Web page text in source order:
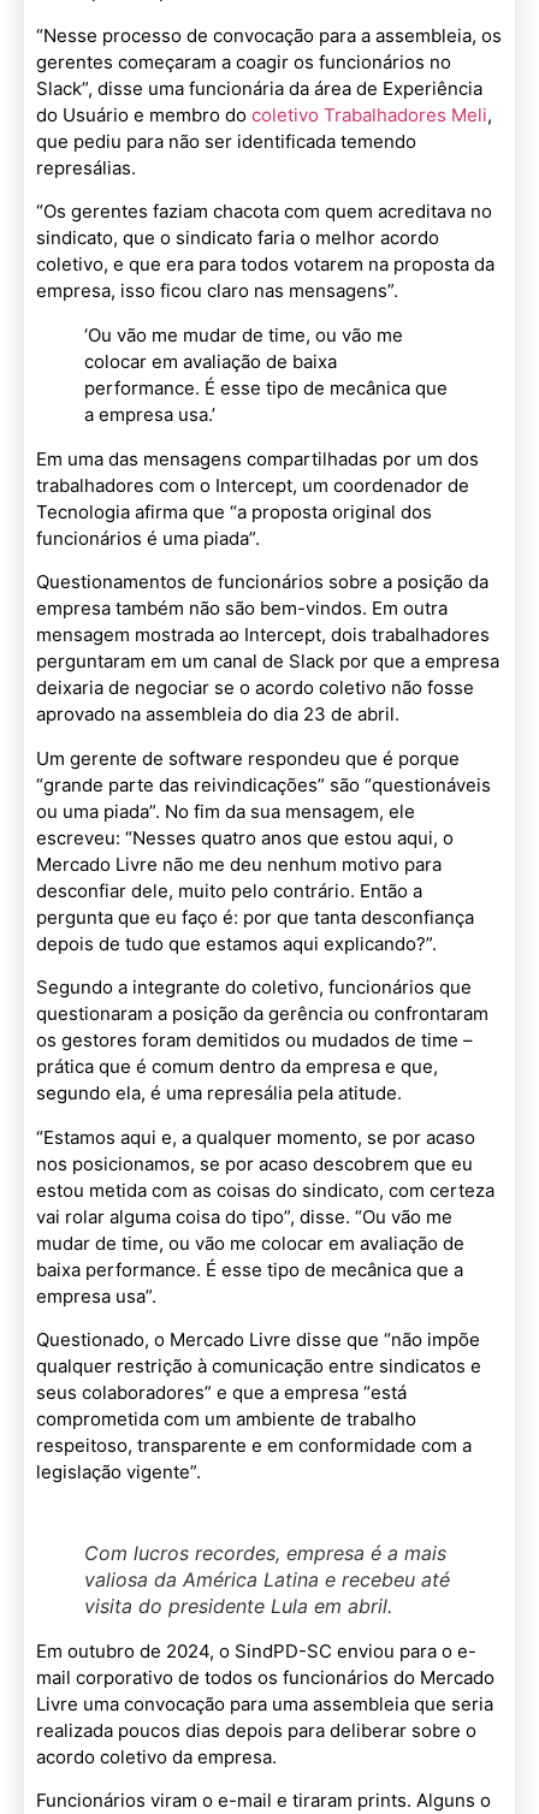
“Nesse processo de convocação para a assembleia, os
gerentes começaram a coagir os funcionários no
Slack”, disse uma funcionária da área de Experiência
do Usuário e membro do coletivo Trabalhadores Meli,
que pediu para não ser identificada temendo
represálias.
“Os gerentes faziam chacota com quem acreditava no
sindicato, que o sindicato faria o melhor acordo
coletivo, e que era para todos votarem na proposta da
empresa, isso ficou claro nas mensagens”.
‘Ou vão me mudar de time, ou vão me
colocar em avaliação de baixa
performance. É esse tipo de mecânica que
a empresa usa.’
Em uma das mensagens compartilhadas por um dos
trabalhadores com o Intercept, um coordenador de
Tecnologia afirma que “a proposta original dos
funcionários é uma piada”.
Questionamentos de funcionários sobre a posição da
empresa também não são bem-vindos. Em outra
mensagem mostrada ao Intercept, dois trabalhadores
perguntaram em um canal de Slack por que a empresa
deixaria de negociar se o acordo coletivo não fosse
aprovado na assembleia do dia 23 de abril.
Um gerente de software respondeu que é porque
“grande parte das reivindicações” são “questionáveis
ou uma piada”. No fim da sua mensagem, ele
escreveu: “Nesses quatro anos que estou aqui, o
Mercado Livre não me deu nenhum motivo para
desconfiar dele, muito pelo contrário. Então a
pergunta que eu faço é: por que tanta desconfiança
depois de tudo que estamos aqui explicando?”.
Segundo a integrante do coletivo, funcionários que
questionaram a posição da gerência ou confrontaram
os gestores foram demitidos ou mudados de time –
prática que é comum dentro da empresa e que,
segundo ela, é uma represália pela atitude.
“Estamos aqui e, a qualquer momento, se por acaso
nos posicionamos, se por acaso descobrem que eu
estou metida com as coisas do sindicato, com certeza
vai rolar alguma coisa do tipo”, disse. “Ou vão me
mudar de time, ou vão me colocar em avaliação de
baixa performance. É esse tipo de mecânica que a
empresa usa”.
Questionado, o Mercado Livre disse que “não impõe
qualquer restrição à comunicação entre sindicatos e
seus colaboradores” e que a empresa “está
comprometida com um ambiente de trabalho
respeitoso, transparente e em conformidade com a
legislação vigente”.
Com lucros recordes, empresa é a mais
valiosa da América Latina e recebeu até
visita do presidente Lula em abril.
Em outubro de 2024, o SindPD-SC enviou para o e-
mail corporativo de todos os funcionários do Mercado
Livre uma convocação para uma assembleia que seria
realizada poucos dias depois para deliberar sobre o
acordo coletivo da empresa.
Funcionários viram o e-mail e tiraram prints. Alguns o